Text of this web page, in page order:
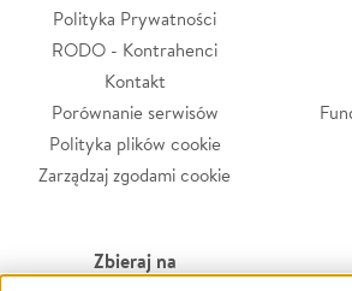
Polityka Prywatności
RODO - Kontrahenci
Kontakt
Porównanie serwisów
Polityka plików cookie
Zarządzaj zgodami cookie
Zbieraj na